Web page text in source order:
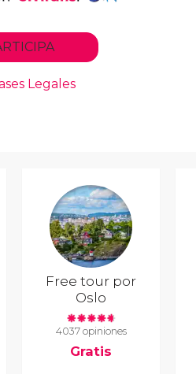
Free tour por
Oslo
4037 opiniones
Gratis